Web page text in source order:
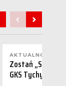
AKTUALNOŚCI
Zostań
GKS Tychy